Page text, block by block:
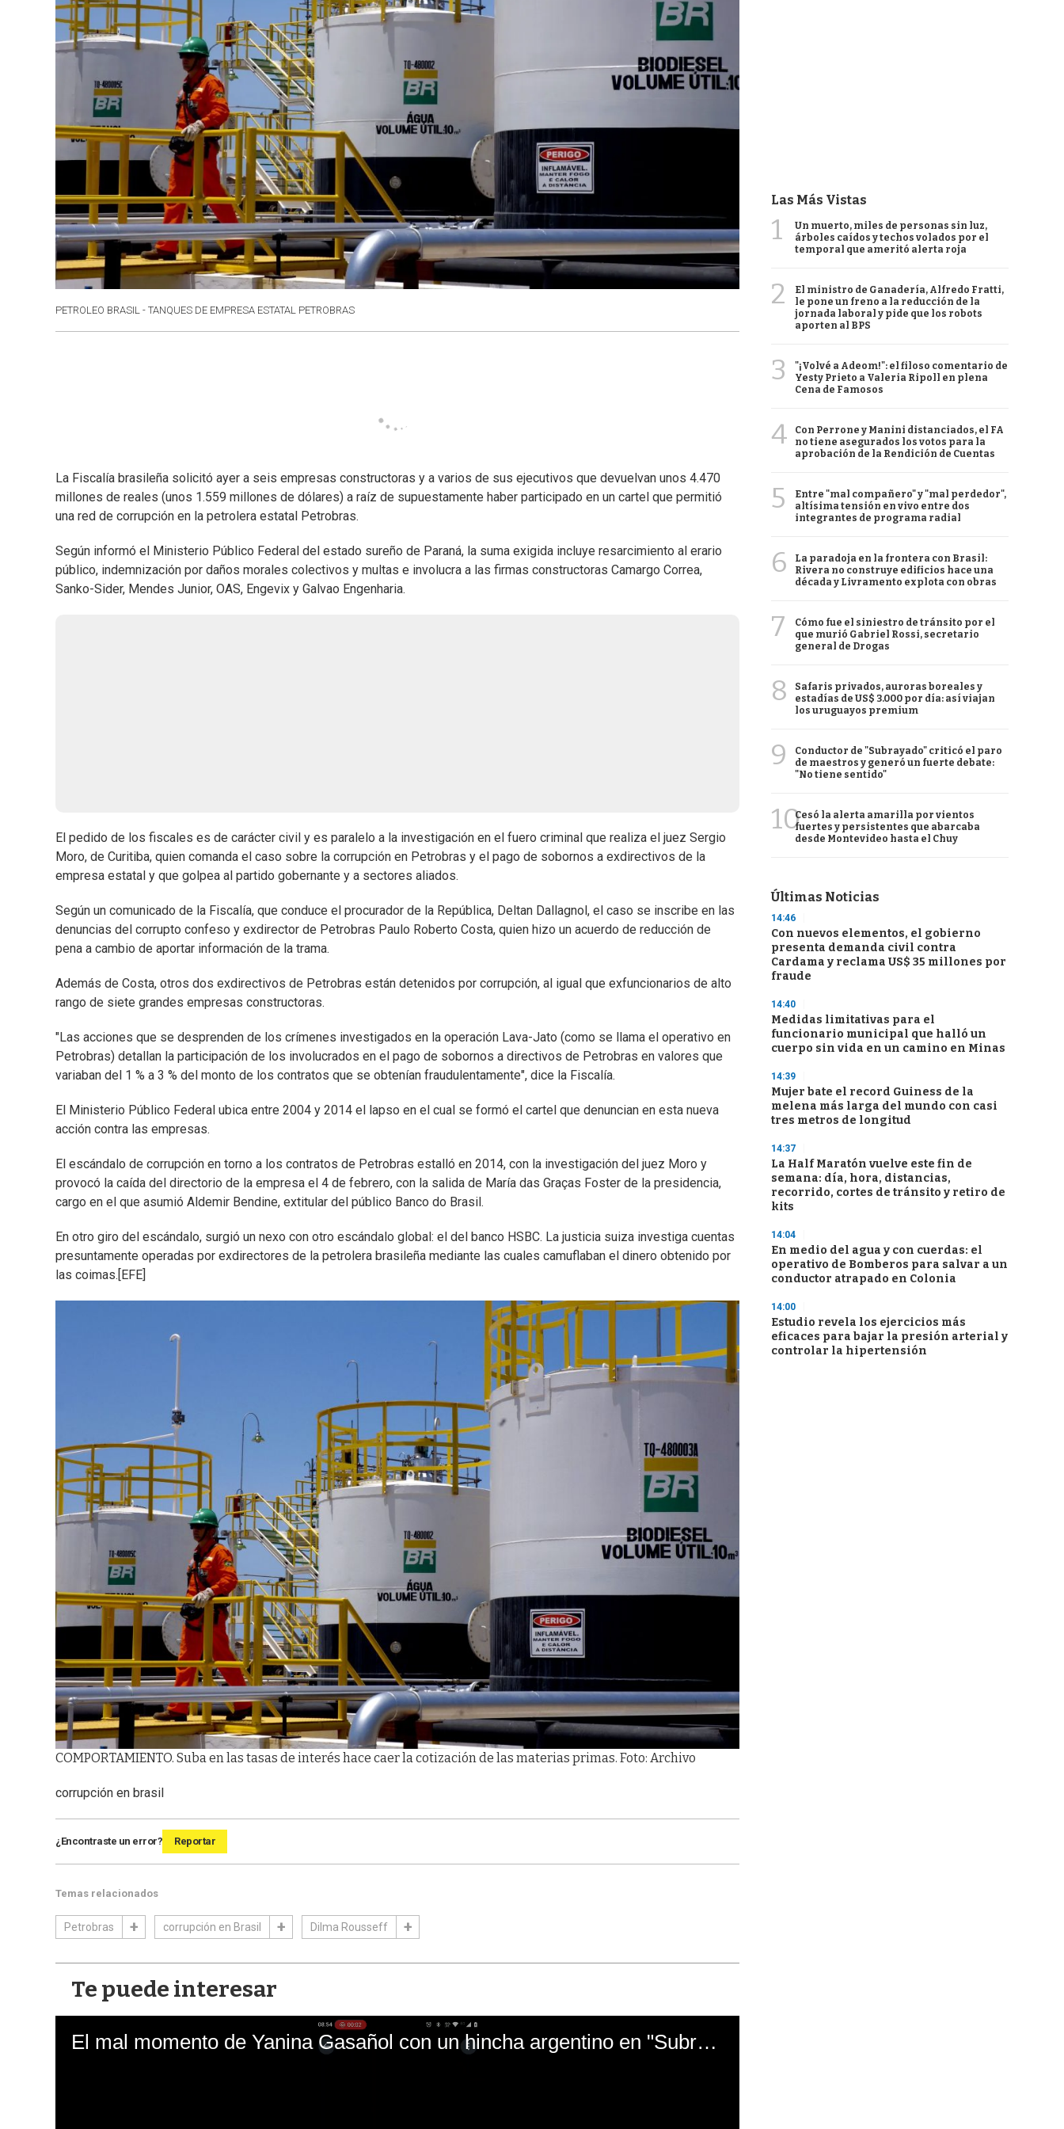
PETROLEO BRASIL - TANQUES DE EMPRESA ESTATAL PETROBRAS
La Fiscalía brasileña solicitó ayer a seis empresas constructoras y a varios de sus ejecutivos que devuelvan unos 4.470
millones de reales (unos 1.559 millones de dólares) a raíz de supuestamente haber participado en un cartel que permitió
una red de corrupción en la petrolera estatal Petrobras.
Según informó el Ministerio Público Federal del estado sureño de Paraná, la suma exigida incluye resarcimiento al erario
público, indemnización por daños morales colectivos y multas e involucra a las firmas constructoras Camargo Correa,
Sanko-Sider, Mendes Junior, OAS, Engevix y Galvao Engenharia.
El pedido de los fiscales es de carácter civil y es paralelo a la investigación en el fuero criminal que realiza el juez Sergio
Moro, de Curitiba, quien comanda el caso sobre la corrupción en Petrobras y el pago de sobornos a exdirectivos de la
empresa estatal y que golpea al partido gobernante y a sectores aliados.
Según un comunicado de la Fiscalía, que conduce el procurador de la República, Deltan Dallagnol, el caso se inscribe en las
denuncias del corrupto confeso y exdirector de Petrobras Paulo Roberto Costa, quien hizo un acuerdo de reducción de
pena a cambio de aportar información de la trama.
Además de Costa, otros dos exdirectivos de Petrobras están detenidos por corrupción, al igual que exfuncionarios de alto
rango de siete grandes empresas constructoras.
"Las acciones que se desprenden de los crímenes investigados en la operación Lava-Jato (como se llama el operativo en
Petrobras) detallan la participación de los involucrados en el pago de sobornos a directivos de Petrobras en valores que
variaban del 1 % a 3 % del monto de los contratos que se obtenían fraudulentamente", dice la Fiscalía.
El Ministerio Público Federal ubica entre 2004 y 2014 el lapso en el cual se formó el cartel que denuncian en esta nueva
acción contra las empresas.
El escándalo de corrupción en torno a los contratos de Petrobras estalló en 2014, con la investigación del juez Moro y
provocó la caída del directorio de la empresa el 4 de febrero, con la salida de María das Graças Foster de la presidencia,
cargo en el que asumió Aldemir Bendine, extitular del público Banco do Brasil.
En otro giro del escándalo, surgió un nexo con otro escándalo global: el del banco HSBC. La justicia suiza investiga cuentas
presuntamente operadas por exdirectores de la petrolera brasileña mediante las cuales camuflaban el dinero obtenido por
las coimas.[EFE]
COMPORTAMIENTO. Suba en las tasas de interés hace caer la cotización de las materias primas. Foto: Archivo
corrupción en brasil
¿Encontraste un error? Reportar
Temas relacionados
Petrobras corrupción en Brasil Dilma Rousseff
Te puede interesar
El mal momento de Yanina Gasañol con un hincha argentino en "Subrayado"
Las Más Vistas
1
Un muerto, miles de personas sin luz,
árboles caídos y techos volados por el
temporal que ameritó alerta roja
2
El ministro de Ganadería, Alfredo Fratti,
le pone un freno a la reducción de la
jornada laboral y pide que los robots
aporten al BPS
3
"¡Volvé a Adeom!": el filoso comentario de
Yesty Prieto a Valeria Ripoll en plena
Cena de Famosos
4
Con Perrone y Manini distanciados, el FA
no tiene asegurados los votos para la
aprobación de la Rendición de Cuentas
5
Entre "mal compañero" y "mal perdedor",
altísima tensión en vivo entre dos
integrantes de programa radial
6
La paradoja en la frontera con Brasil:
Rivera no construye edificios hace una
década y Livramento explota con obras
7
Cómo fue el siniestro de tránsito por el
que murió Gabriel Rossi, secretario
general de Drogas
8
Safaris privados, auroras boreales y
estadías de US$ 3.000 por día: así viajan
los uruguayos premium
9
Conductor de "Subrayado" criticó el paro
de maestros y generó un fuerte debate:
"No tiene sentido"
10Cesó la alerta amarilla por vientos
fuertes y persistentes que abarcaba
desde Montevideo hasta el Chuy
Últimas Noticias
14:46
Con nuevos elementos, el gobierno
presenta demanda civil contra
Cardama y reclama US$ 35 millones por
fraude
14:40
Medidas limitativas para el
funcionario municipal que halló un
cuerpo sin vida en un camino en Minas
14:39
Mujer bate el record Guiness de la
melena más larga del mundo con casi
tres metros de longitud
14:37
La Half Maratón vuelve este fin de
semana: día, hora, distancias,
recorrido, cortes de tránsito y retiro de
kits
14:04
En medio del agua y con cuerdas: el
operativo de Bomberos para salvar a un
conductor atrapado en Colonia
14:00
Estudio revela los ejercicios más
eficaces para bajar la presión arterial y
controlar la hipertensión